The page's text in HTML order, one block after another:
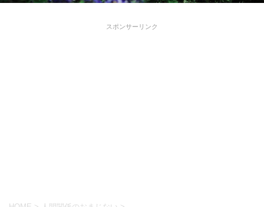
スポンサーリンク